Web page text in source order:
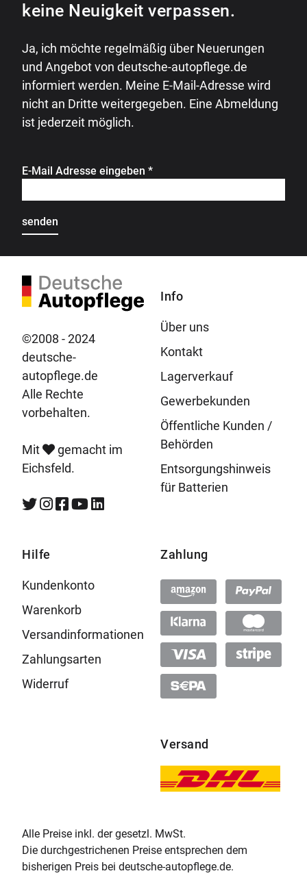
keine Neuigkeit verpassen.
Ja, ich möchte regelmäßig über Neuerungen
und Angebot von deutsche-autopflege.de
informiert werden. Meine E-Mail-Adresse wird
nicht an Dritte weitergegeben. Eine Abmeldung
ist jederzeit möglich.
E-Mail Adresse eingeben*
©2008 - 2024
deutsche-
autopflege.de
Alle Rechte
vorbehalten.
Mit
gemacht im
Eichsfeld.
Info
Über uns
Kontakt
Lagerverkauf
Gewerbekunden
Öffentliche Kunden /
Behörden
Entsorgungshinweis
für Batterien
Hilfe
Kundenkonto
Warenkorb
Versandinformationen
Zahlungsarten
Widerruf
Zahlung
Versand
Alle Preise inkl. der gesetzl. MwSt.
Die durchgestrichenen Preise entsprechen dem
bisherigen Preis bei deutsche-autopflege.de.